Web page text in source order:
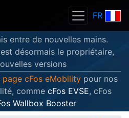
FR
entre de nouvelles mains.
désormais le propriétaire,
versions
page cFos eMobility pour nos
comme cFos EVSE, cFos
Wallbox Booster